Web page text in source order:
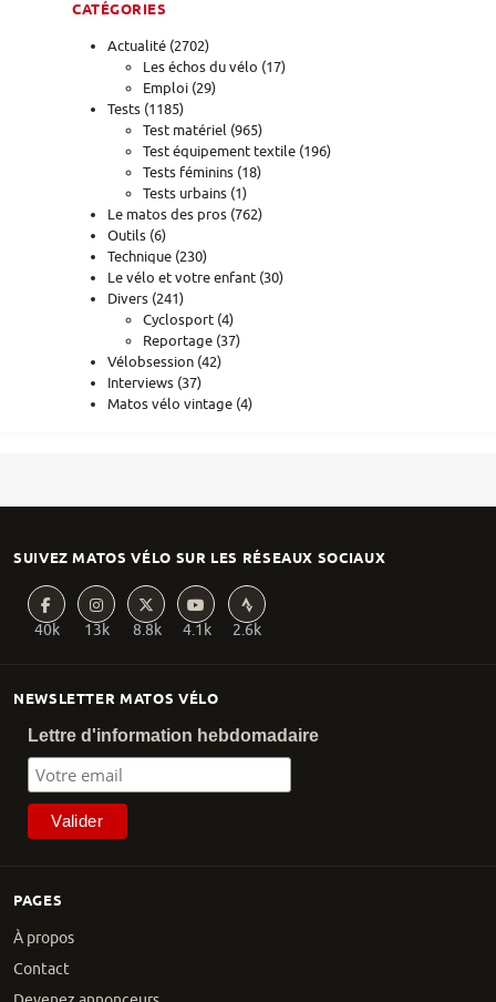
CATÉGORIES
Actualité (2702)
Les échos du vélo (17)
Emploi (29)
Tests (1185)
Test matériel (965)
Test équipement textile (196)
Tests féminins (18)
Tests urbains (1)
Le matos des pros (762)
Outils (6)
Technique (230)
Le vélo et votre enfant (30)
Divers (241)
Cyclosport (4)
Reportage (37)
Vélobsession (42)
Interviews (37)
Matos vélo vintage (4)
PAGES
À propos
Contact
NEWSLETTER MATOS VÉLO
Lettre d'information hebdomadaire
SUIVEZ MATOS VÉLO SUR LES RÉSEAUX SOCIAUX
40k 13k 8.8k 4.1k 2.6k